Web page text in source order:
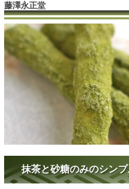
藤澤永正堂
抹茶と砂糖のみのシン